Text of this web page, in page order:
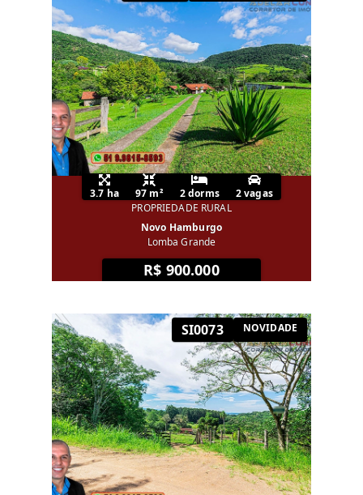
3.7 ha 97 m² 2 dorms
2 vagas
PROPRIEDADE RURAL
Novo Hamburgo
Lomba Grande
R$ 900.000
SI0073 NOVIDADE